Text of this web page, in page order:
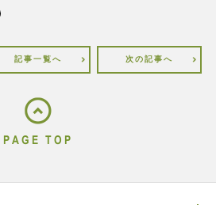
記事一覧へ 次の記事へ
PAGE TOP